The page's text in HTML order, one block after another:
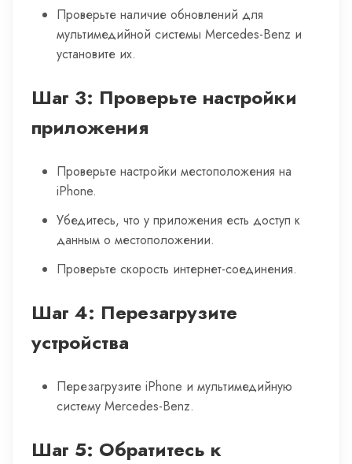
Проверьте наличие обновлений для
мультимедийной системы Mercedes-Benz и
установите их.
Шаг 3: Проверьте настройки
приложения
Проверьте настройки местоположения на
iPhone.
Убедитесь, что у приложения есть доступ к
данным о местоположении.
Проверьте скорость интернет-соединения.
Шаг 4: Перезагрузите
устройства
Перезагрузите iPhone и мультимедийную
систему Mercedes-Benz.
Шаг 5: Обратитесь к